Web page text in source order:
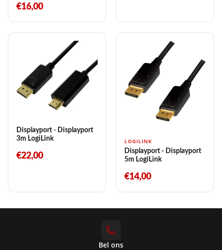
€16,00
Displayport - Displayport
3m LogiLink
€22,00
LOGILINK
Displayport - Displayport
5m LogiLink
€14,00
Bel ons